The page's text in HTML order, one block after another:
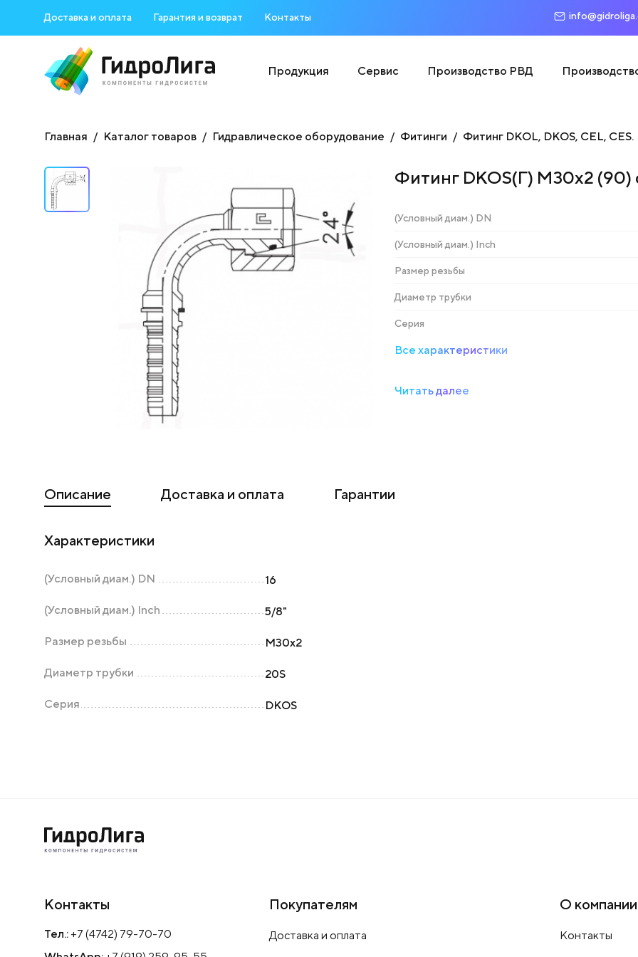
Доставка и оплата Гарантия и возврат Контакты
Продукция Сервис Производство РВД
Главная Каталог товаров Гидравлическое оборудование Фитинги Фитинг DKOL, DKOS, CEL, CES.
Фитинг DKOS(Г) М30х2 (90)
(Условный диам.) DN
(Условный диам.) Inch
Размер резьбы
Диаметр трубки
Серия
Все характеристики
Читать далее
Описание Доставка и оплата Гарантии
Характеристики
(Условный диам.) DN 16
(Условный диам.) Inch 5/8"
Размер резьбы М30х2
Диаметр трубки 20S
Серия DKOS
Контакты
Тел.: +7 (4742) 79-70-70
Покупателям
Доставка и оплата
О компании
Контакты